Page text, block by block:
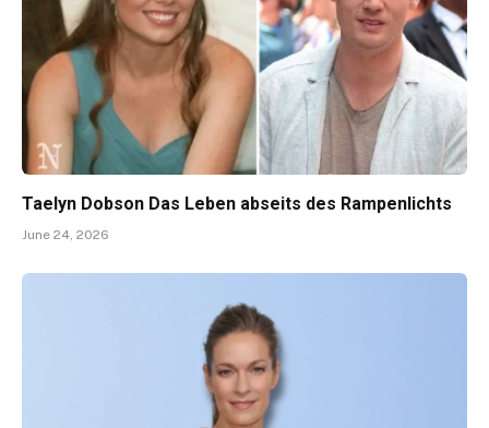
Taelyn Dobson Das Leben abseits des Rampenlichts
June 24, 2026